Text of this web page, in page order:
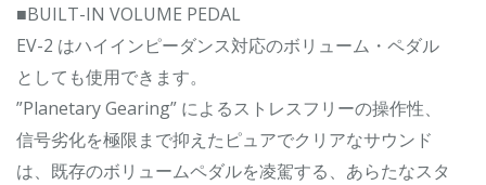
■BUILT-IN VOLUME PEDAL
EV-2 はハイインピーダンス対応のボリューム・ペダル
としても使用できます。
”Planetary Gearing” によるストレスフリーの操作性、
信号劣化を極限まで抑えたピュアでクリアなサウンド
は、既存のボリュームペダルを凌駕する、あらたなスタ